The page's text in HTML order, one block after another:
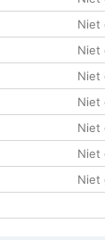
Niet
Niet
Niet
Niet
Niet
Niet
Niet